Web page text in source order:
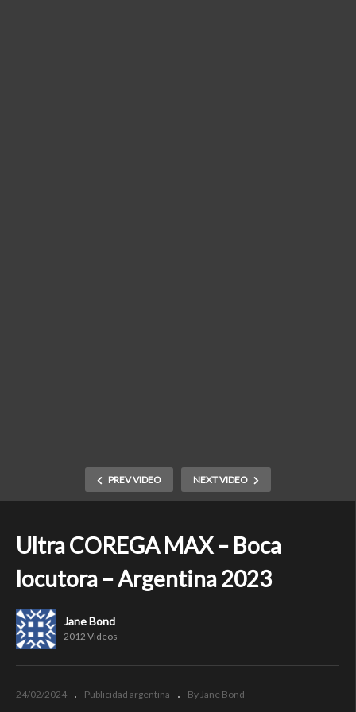
PREV VIDEO NEXT VIDEO
Ultra COREGA MAX – Boca
locutora – Argentina 2023
Jane Bond
2012 Videos
24/02/2024 Publicidad argentina By Jane Bond